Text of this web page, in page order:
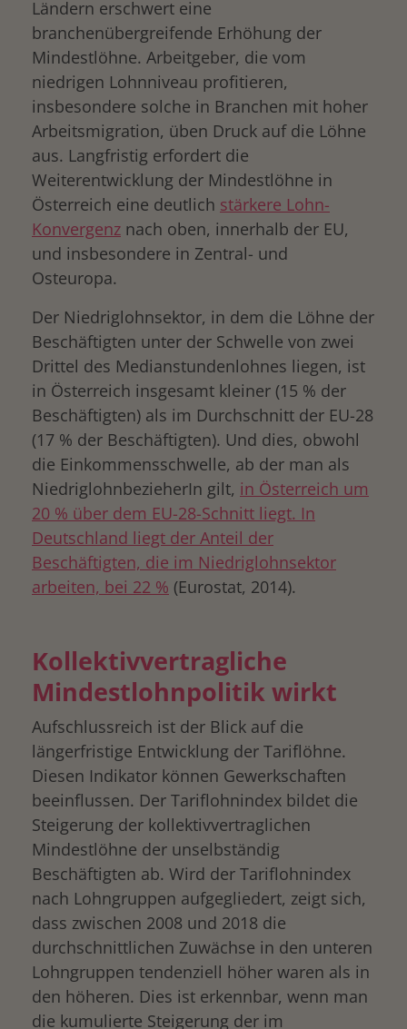
Ländern erschwert eine
branchenübergreifende Erhöhung der
Mindestlöhne. Arbeitgeber, die vom
niedrigen Lohnniveau profitieren,
insbesondere solche in Branchen mit hoher
Arbeitsmigration, üben Druck auf die Löhne
aus. Langfristig erfordert die
Weiterentwicklung der Mindestlöhne in
Österreich eine deutlich stärkere Lohn-
Konvergenz nach oben, innerhalb der EU,
und insbesondere in Zentral- und
Osteuropa.
Der Niedriglohnsektor, in dem die Löhne der
Beschäftigten unter der Schwelle von zwei
Drittel des Medianstundenlohnes liegen, ist
in Österreich insgesamt kleiner (15 % der
Beschäftigten) als im Durchschnitt der EU-28
(17 % der Beschäftigten). Und dies, obwohl
die Einkommensschwelle, ab der man als
NiedriglohnbezieherIn gilt, in Österreich um
20 % über dem EU-28-Schnitt liegt. In
Deutschland liegt der Anteil der
Beschäftigten, die im Niedriglohnsektor
arbeiten, bei 22 % (Eurostat, 2014).
Kollektivvertragliche
Mindestlohnpolitik wirkt
Aufschlussreich ist der Blick auf die
längerfristige Entwicklung der Tariflöhne.
Diesen Indikator können Gewerkschaften
beeinflussen. Der Tariflohnindex bildet die
Steigerung der kollektivvertraglichen
Mindestlöhne der unselbständig
Beschäftigten ab. Wird der Tariflohnindex
nach Lohngruppen aufgegliedert, zeigt sich,
dass zwischen 2008 und 2018 die
durchschnittlichen Zuwächse in den unteren
Lohngruppen tendenziell höher waren als in
den höheren. Dies ist erkennbar, wenn man
die kumulierte Steigerung der im